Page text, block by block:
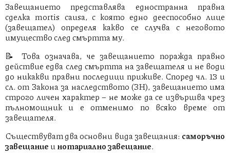
Завещанието представлява едностранна правна
сделка mortis causa, с която едно дееспособно лице
(завещател) определя какво се случва с неговото
имущество след смъртта му.
📝 Това означава, че завещанието поражда правно
действие едва след смъртта на завещателя и не води
до никакви правни последици приживе. Според чл. 13 и
сл. от Закона за наследството (ЗН), завещанието има
строго личен характер – не може да се извършва чрез
пълномощник и е отменимо по всяко време от
завещателя.
Съществуват два основни вида завещания: саморъчно
завещание инотариално завещание.